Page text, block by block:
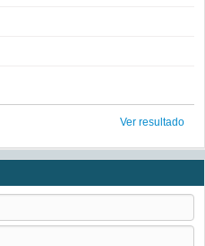
Ver resultado